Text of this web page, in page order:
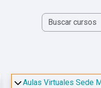
Aulas Virtuales Sede